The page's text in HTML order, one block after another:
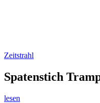
Zeitstrahl
Spatenstich
lesen